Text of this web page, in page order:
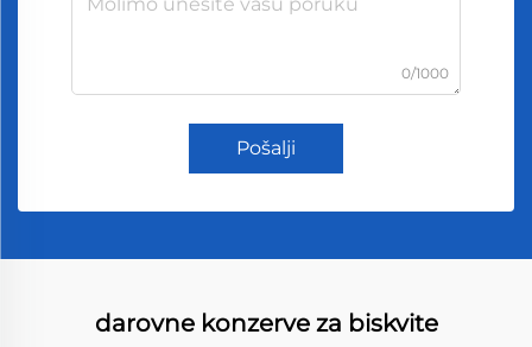
0/1000
Pošalji
darovne konzerve za biskvite